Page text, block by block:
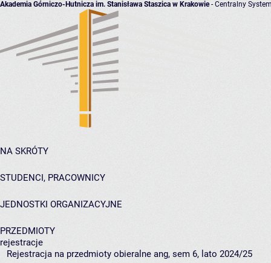
Akademia Górniczo-Hutnicza im. Stanisława Staszica w Krakowie- Centralny
NA SKRÓTY
STUDENCI, PRACOWNICY
JEDNOSTKI ORGANIZACYJNE
PRZEDMIOTY
rejestracje
Rejestracja na przedmioty obieralne ang, sem 6, lato 2024/25